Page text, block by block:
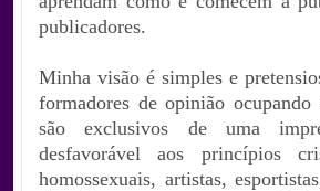
publicadores.
Minha visão é simples e
formadores de opinião
são exclusivos de uma
desfavorável aos princípios
homossexuais, artistas,